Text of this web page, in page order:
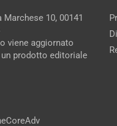
10, 00141
viene aggiornato
prodotto editoriale